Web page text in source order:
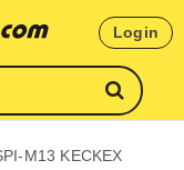
Login